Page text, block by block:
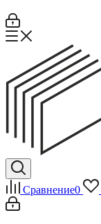
Сравнение0